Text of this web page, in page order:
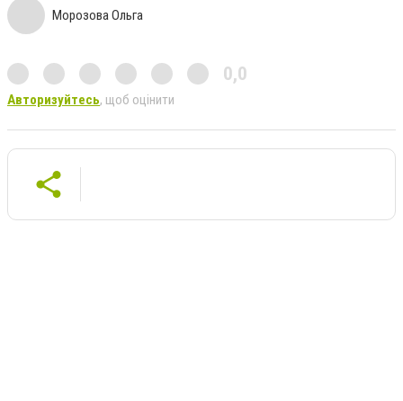
Морозова Ольга
0,0
Авторизуйтесь, щоб оцінити